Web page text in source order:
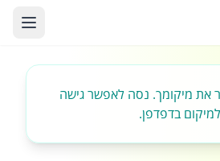
את מיקומך. נסה לאפשר גישה
למיקום בדפדפן.